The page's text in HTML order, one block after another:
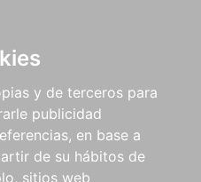
y de terceros para
publicidad
en base a
de su hábitos de
sitios web